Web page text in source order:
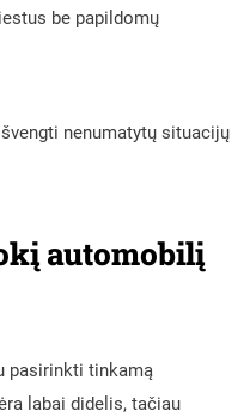
be papildomų
nenumatytų situacijų
automobilį
pasirinkti tinkamą
labai didelis, tačiau